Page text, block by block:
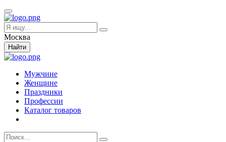
Москва
Найти
Мужчине
Женщине
Праздники
Профессии
Каталог товаров